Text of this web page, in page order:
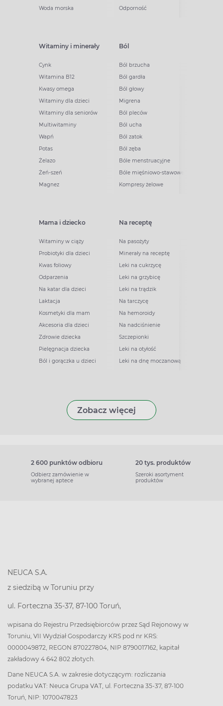
Woda morska
Odporność
Witaminy i minerały
Cynk
Witamina B12
Kwasy omega
Witaminy dla dzieci
Witaminy dla seniorów
Multiwitaminy
Wapń
Potas
Żelazo
Żeń-szeń
Magnez
Ból
Ból brzucha
Ból gardła
Ból głowy
Migrena
Ból pleców
Ból ucha
Ból zatok
Ból zęba
Bóle menstruacyjne
Bóle mięśniowo-stawowe
Kompresy żelowe
Mama i dziecko
Witaminy w ciąży
Probiotyki dla dzieci
Kwas foliowy
Odparzenia
Na katar dla dzieci
Laktacja
Kosmetyki dla mam
Akcesoria dla dzieci
Zdrowie dziecka
Pielęgnacja dziecka
Ból i gorączka u dzieci
Na receptę
Na pasożyty
Minerały na receptę
Leki na cukrzycę
Leki na grzybicę
Leki na trądzik
Na tarczycę
Na hemoroidy
Na nadciśnienie
Szczepionki
Leki na otyłość
Leki na dnę moczanową
Zobacz więcej
2 600 punktów odbioru
Odbierz zamówienie w
wybranej aptece
20 tys. produktów
Szeroki asortyment
produktów
NEUCA S.A.
z siedzibą w Toruniu przy
ul. Forteczna 35-37, 87-100 Toruń,
wpisana do Rejestru Przedsiębiorców przez Sąd Rejonowy w
Toruniu, VII Wydział Gospodarczy KRS pod nr KRS:
0000049872, REGON 870227804, NIP 8790017162, kapitał
zakładowy 4 642 802 złotych.
Dane NEUCA S.A. w zakresie dotyczącym: rozliczania
podatku VAT: Neuca Grupa VAT, ul. Forteczna 35-37, 87-100
Toruń, NIP: 1070047823